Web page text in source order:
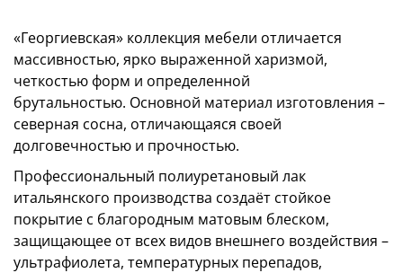
«Георгиевская» коллекция мебели отличается
массивностью, ярко выраженной харизмой,
четкостью форм и определенной
брутальностью. Основной материал изготовления –
северная сосна, отличающаяся своей
долговечностью и прочностью.
Профессиональный полиуретановый лак
итальянского производства создаёт стойкое
покрытие с благородным матовым блеском,
защищающее от всех видов внешнего воздействия –
ультрафиолета, температурных перепадов,